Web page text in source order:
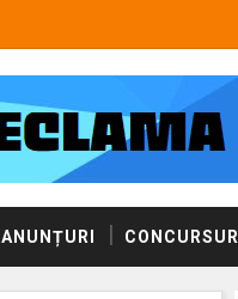
ANUNȚURI CONCURSURI